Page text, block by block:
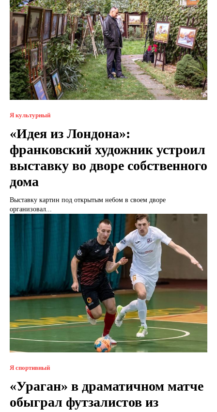
Я культурный
«Идея из Лондона»:
франковский художник устроил
выставку во дворе собственного
дома
Выставку картин под открытым небом в своем дворе
организовал...
Я спортивный
«Ураган» в драматичном матче
обыграл футзалистов из